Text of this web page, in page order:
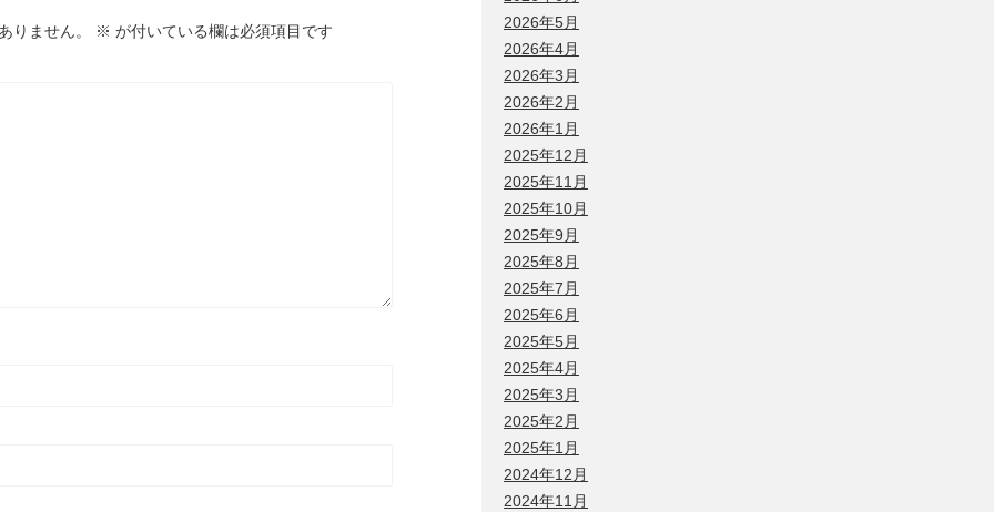
りません。 ※ が付いている欄は必須項目です
2026年5月
2026年4月
2026年3月
2026年2月
2026年1月
2025年12月
2025年11月
2025年10月
2025年9月
2025年8月
2025年7月
2025年6月
2025年5月
2025年4月
2025年3月
2025年2月
2025年1月
2024年12月
2024年11月